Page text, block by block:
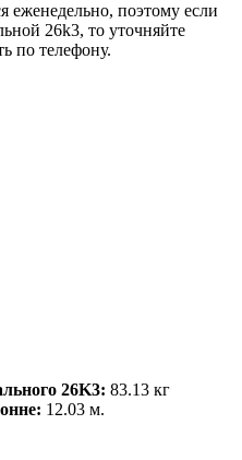
еженедельно, поэтому если
26k3, то уточняйте
по телефону.
26K3: 83.13 кг
12.03 м.